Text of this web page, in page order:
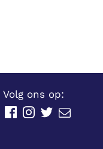
Volg ons op:
FacebookInstagram
Twitter
E-